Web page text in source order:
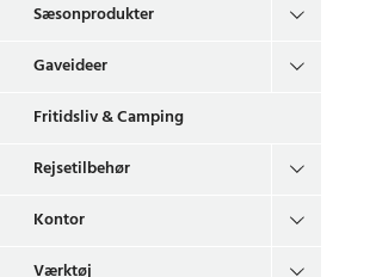
Sæsonprodukter
Gaveideer
Fritidsliv & Camping
Rejsetilbehør
Kontor